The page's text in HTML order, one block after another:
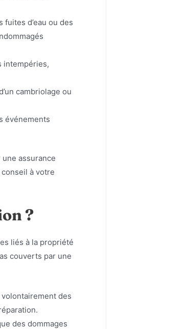
d’eau ou des
intempéries,
cambriolage ou
événements
assurance
à votre
?
liés à la propriété
couverts par une
des
des dommages